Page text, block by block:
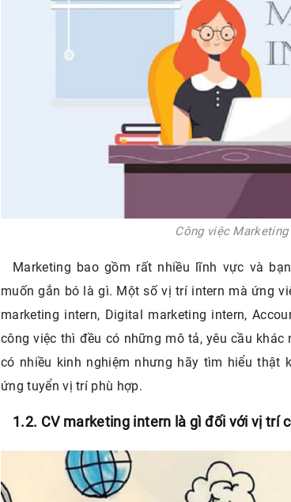
Công việc
Marketing bao gồm rất nhiều lĩnh vực và
muốn gắn bó là gì. Một số vị trí intern mà ứng
marketing intern, Digital marketing intern,
công việc thì đều có những mô tả, yêu cầu
có nhiều kinh nghiệm nhưng hãy tìm hiểu thật
ứng tuyển vị trí phù hợp.
1.2. CV marketing intern là gì đối với vị trí